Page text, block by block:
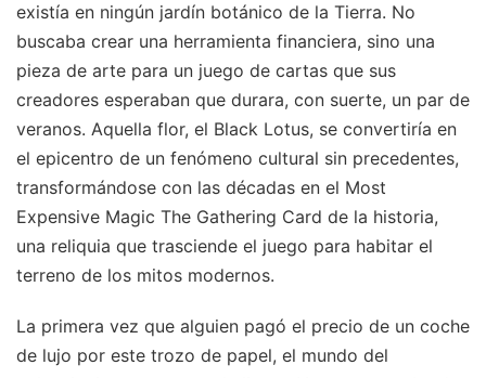
existía en ningún jardín botánico de la Tierra. No
buscaba crear una herramienta financiera, sino una
pieza de arte para un juego de cartas que sus
creadores esperaban que durara, con suerte, un par de
veranos. Aquella flor, el Black Lotus, se convertiría en
el epicentro de un fenómeno cultural sin precedentes,
transformándose con las décadas en el Most
Expensive Magic The Gathering Card de la historia,
una reliquia que trasciende el juego para habitar el
terreno de los mitos modernos.
La primera vez que alguien pagó el precio de un coche
de lujo por este trozo de papel, el mundo del